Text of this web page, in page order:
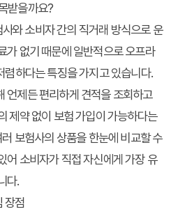
받을까요?
와 소비자 간의 직거래 방식으로 운
가 없기 때문에 일반적으로 오프라
하다는 특징을 가지고 있습니다.
언제든 편리하게 견적을 조회하고
제약 없이 보험 가입이 가능하다는
보험사의 상품을 한눈에 비교할 수
어 소비자가 직접 자신에게 가장 유
다.
장점